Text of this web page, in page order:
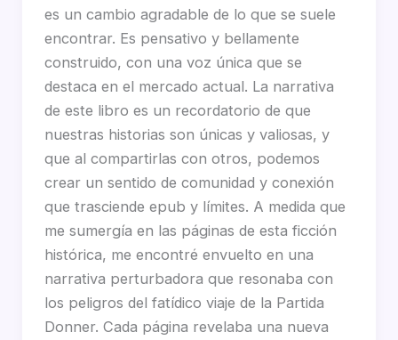
es un cambio agradable de lo que se suele
encontrar. Es pensativo y bellamente
construido, con una voz única que se
destaca en el mercado actual. La narrativa
de este libro es un recordatorio de que
nuestras historias son únicas y valiosas, y
que al compartirlas con otros, podemos
crear un sentido de comunidad y conexión
que trasciende epub y límites. A medida que
me sumergía en las páginas de esta ficción
histórica, me encontré envuelto en una
narrativa perturbadora que resonaba con
los peligros del fatídico viaje de la Partida
Donner. Cada página revelaba una nueva